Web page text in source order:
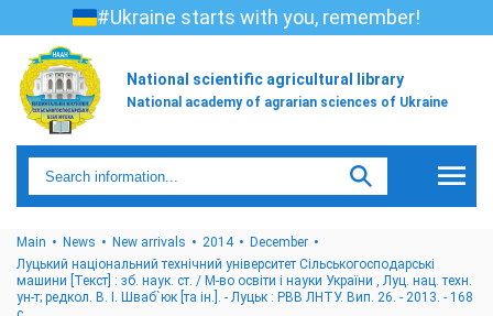
#Ukraine starts with you, remember!
National scientific agricultural library
National academy of agrarian sciences of Ukraine
Main News New arrivals 2014
December
Луцький національний технічний університет Сільськогосподарські
машини [Текст] : зб. наук. ст. / М-во освіти і науки України , Луц. нац. техн.
ун-т; редкол. В. І. Шваб`юк [та ін.]. - Луцьк : РВВ ЛНТУ. Вип. 26. - 2013. - 168